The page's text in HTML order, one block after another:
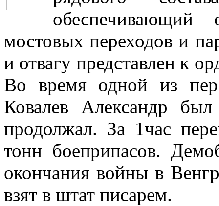
обеспечивающий
мостовых переходов и
и отвагу представлен к
Во время одной из
Ковалев Александр
продолжал. За 1час
тонн боеприпасов.
окончания войны в
взят в штат писарем.